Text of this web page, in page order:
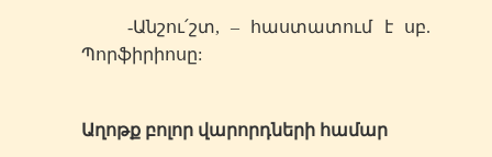
-Անշու՛շտ, – հաստատում է սբ.
Պորֆիրիոսը:
Աղոթք բոլոր վարորդների համար